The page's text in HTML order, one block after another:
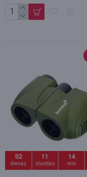
02
dienas
11
stundas
14
min